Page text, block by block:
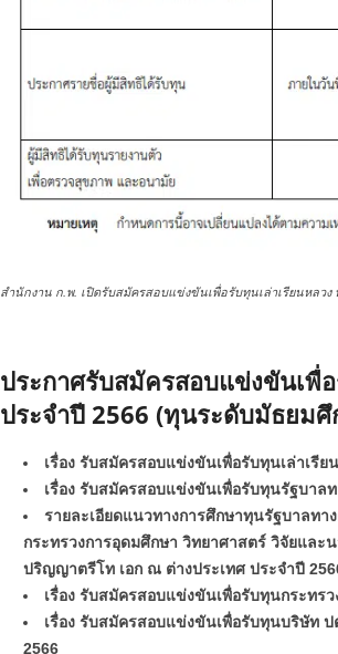
สำนักงาน ก.พ. เปิดรับสมัครสอบแข่งขันเพื่อรับทุนเล่าเรียนหลว
ประกาศรับสมัครสอบแข่งขันเพื่
ประจำปี 2566 (ทุนระดับมัธยม
เรื่อง รับสมัครสอบแข่งขันเพื่อรับทุนเล่าเรีย
เรื่อง รับสมัครสอบแข่งขันเพื่อรับทุนรัฐบาล
รายละเอียดแนวทางการศึกษาทุนรัฐบาลท
กระทรวงการอุดมศึกษา วิทยาศาสตร์ วิจัยแล
ปริญญาตรีโท เอก ณ ต่างประเทศ ประจำปี
เรื่อง รับสมัครสอบแข่งขันเพื่อรับทุนกระทร
เรื่อง รับสมัครสอบแข่งขันเพื่อรับทุนบริษัท
2566